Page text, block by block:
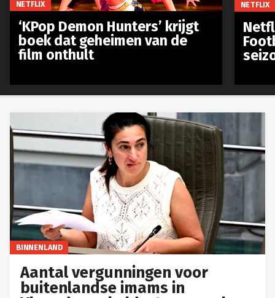
BINNENLAND
Aantal vergunningen voor
buitenlandse imams in
NETFLIX
‘KPop Demon Hunters’ krijgt
boek dat geheimen van de
film onthult
NETFLIX